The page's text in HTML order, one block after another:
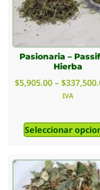
Pasionaria –
Hierba
$5,905.00 – $
IVA
Seleccionar